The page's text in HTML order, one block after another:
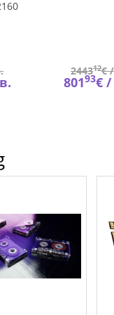
244312€
80193€ /